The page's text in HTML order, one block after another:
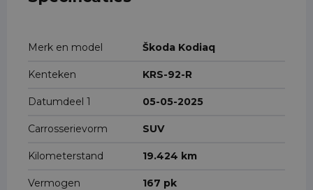
Merk en model Škoda Kodiaq
Kenteken KRS-92-R
Datumdeel 1 05-05-2025
Carrosserievorm SUV
Kilometerstand 19.424 km
Vermogen 167 pk